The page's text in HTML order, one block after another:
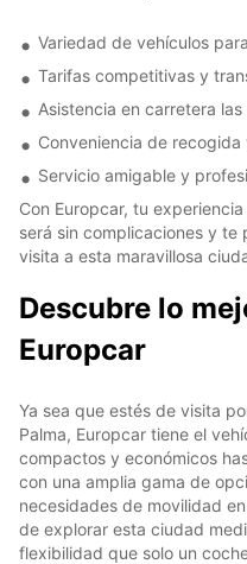
Variedad de vehículos
Tarifas competitivas y
Asistencia en carretera las
Conveniencia de
Servicio amigable y
Con Europcar, tu
será sin complicaciones y
visita a esta maravillosa
Descubre lo
Europcar
Ya sea que estés de visita
Palma, Europcar tiene el
compactos y económicos
con una amplia gama de
necesidades de movilidad
de explorar esta ciudad
flexibilidad que solo un